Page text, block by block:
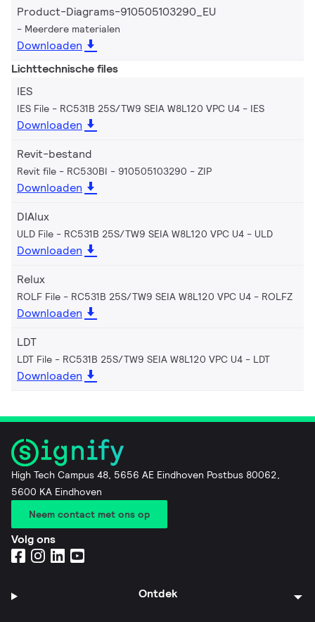
Product-Diagrams-910505103290_EU
Meerdere materialen
Downloaden
Lichttechnische files
IES
IES File - RC531B 25S/TW9 SEIA W8L120 VPC U4 IES
Downloaden
Revit-bestand
Revit file - RC530BI - 910505103290 ZIP
Downloaden
DIAlux
ULD File - RC531B 25S/TW9 SEIA W8L120 VPC U4 ULD
Downloaden
Relux
ROLF File - RC531B 25S/TW9 SEIA W8L120 VPC U4 ROLFZ
Downloaden
LDT
LDT File - RC531B 25S/TW9 SEIA W8L120 VPC U4 LDT
Downloaden
High Tech Campus 48, 5656 AE Eindhoven Postbus 80062,
5600 KA Eindhoven
Neem contact met ons op
Volg ons
Ontdek